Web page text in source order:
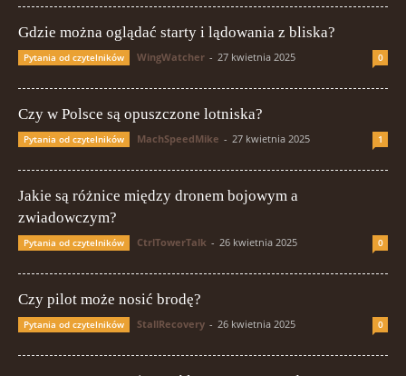
Gdzie można oglądać starty i lądowania z bliska?
Pytania od czytelników WingWatcher - 27 kwietnia 2025 0
Czy w Polsce są opuszczone lotniska?
Pytania od czytelników MachSpeedMike - 27 kwietnia 2025 1
Jakie są różnice między dronem bojowym a
zwiadowczym?
Pytania od czytelników CtrlTowerTalk - 26 kwietnia 2025 0
Czy pilot może nosić brodę?
Pytania od czytelników StallRecovery - 26 kwietnia 2025 0